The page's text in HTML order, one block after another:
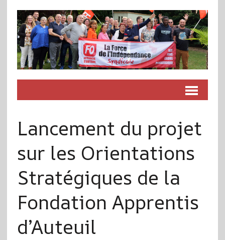
Lancement du projet
sur les Orientations
Stratégiques de la
Fondation Apprentis
d’Auteuil